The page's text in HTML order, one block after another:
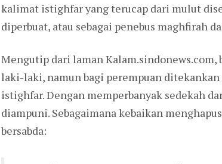
kalimat istighfar yang terucap dari mulut
diperbuat, atau sebagai penebus maghfirah
Mengutip dari laman
laki-laki, namun bagi perempuan
istighfar. Dengan memperbanyak sedekah
diampuni. Sebagaimana kebaikan
bersabda: